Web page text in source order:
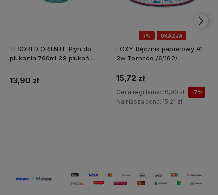
TESORI D ORIENTE Płyn do
płukania 760ml 38 płukań
13,90 zł
7% OKAZJA
FOXY Ręcznik papierowy A1
3w Tornado /6/192/
15,72 zł
Cena regularna: 16,90 zł -7%
Najniższa cena: 15,21 zł